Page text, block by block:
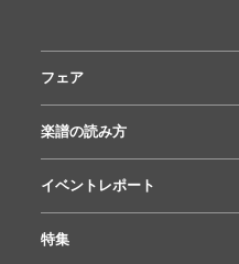
フェア
楽譜の読み方
イベントレポート
特集